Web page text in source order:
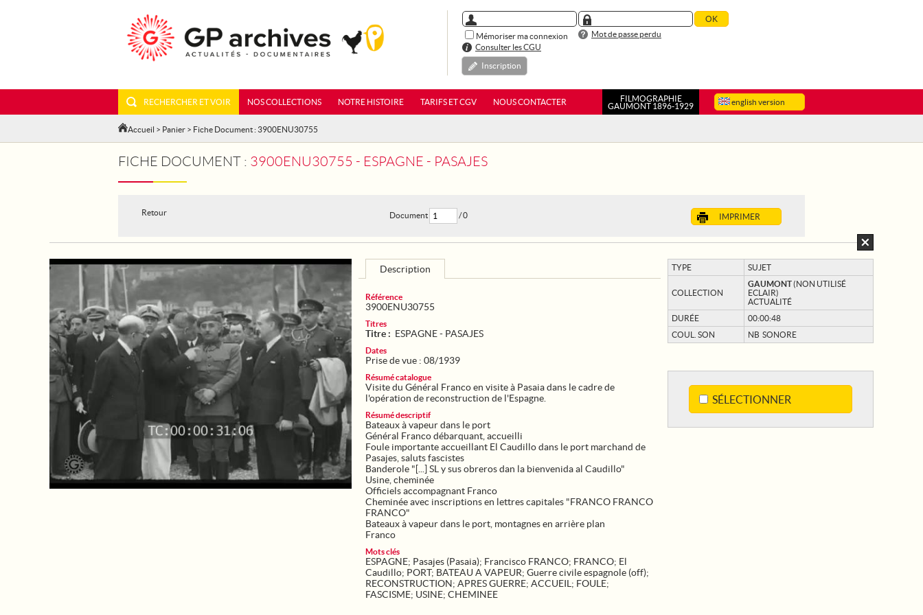
Mémoriser ma connexion
Mot de passe perdu
Consulter les CGU
Inscription
english version
RECHERCHER ET VOIR NOS COLLECTIONS NOTRE HISTOIRE TARIFS ET CGV NOUS CONTACTER
FILMOGRAPHIE
GAUMONT 1896-1929
Accueil > Panier > Fiche Document : 3900ENU30755
FICHE DOCUMENT : 3900ENU30755 - ESPAGNE - PASAJES
Retour IMPRIMER
Document / 0
TYPE SUJET
COLLECTION
GAUMONT(NON UTILISÉ
ECLAIR)
ACTUALITÉ
DURÉE
00:00:48
COUL. SON
NB SONORE
SÉLECTIONNER
Description
Référence
3900ENU30755
Titres
Titre : ESPAGNE - PASAJES
Dates
Prise de vue : 08/1939
Résumé catalogue
Visite du Général Franco en visite à Pasaia dans le cadre de
l'opération de reconstruction de l'Espagne.
Résumé descriptif
Bateaux à vapeur dans le port
Général Franco débarquant, accueilli
Foule importante accueillant El Caudillo dans le port marchand de
Pasajes, saluts fascistes
Banderole "[...] SL y sus obreros dan la bienvenida al Caudillo"
Usine, cheminée
Officiels accompagnant Franco
Cheminée avec inscriptions en lettres capitales "FRANCO FRANCO
FRANCO"
Bateaux à vapeur dans le port, montagnes en arrière plan
Mots clés
ESPAGNE; Pasajes (Pasaia); Francisco FRANCO; FRANCO; El
Caudillo; PORT; BATEAU A VAPEUR; Guerre civile espagnole (off);
RECONSTRUCTION; APRES GUERRE; ACCUEIL ; FOULE;
FASCISME; USINE; CHEMINEE